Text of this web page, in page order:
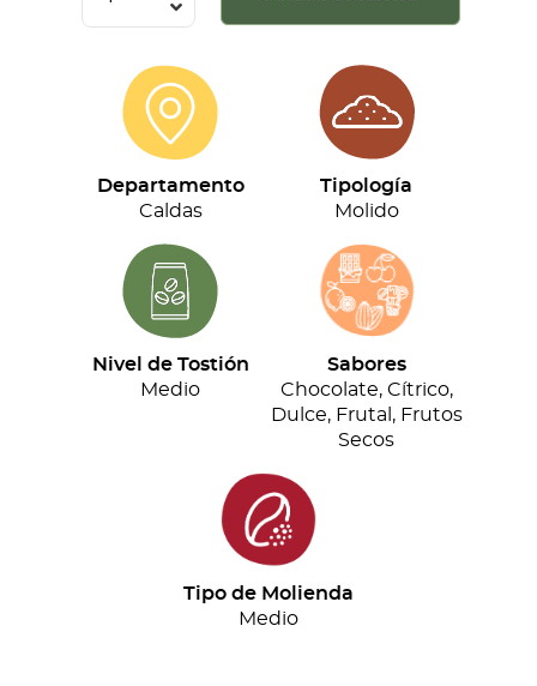
Tripack
c/u)
cantidad
Departamento
Caldas
Tipología
Molido
Nivel de Tostión
Medio
Sabores
Chocolate, Cítrico,
Dulce, Frutal, Frutos
Secos
Tipo de Molienda
Medio